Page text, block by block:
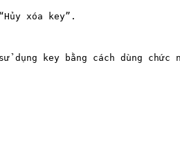
xóa key”.
key bằng cách dùng chức